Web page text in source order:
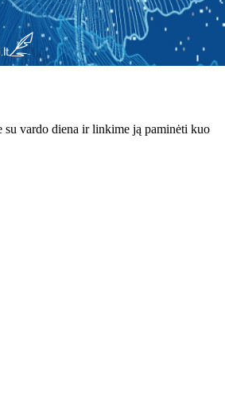
su vardo diena ir linkime ją paminėti kuo